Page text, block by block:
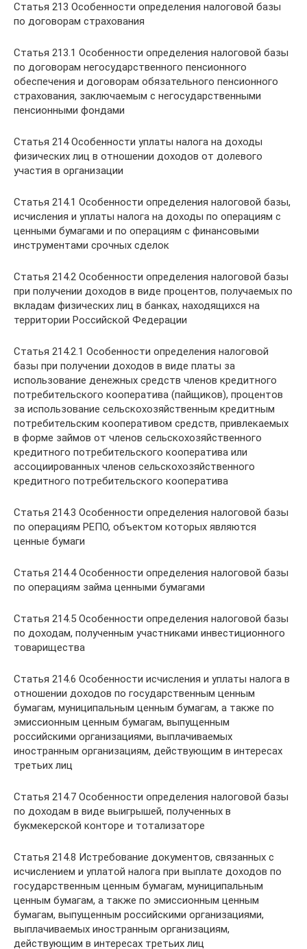
Статья 213 Особенности определения налоговой базы
по договорам страхования
Статья 213.1 Особенности определения налоговой базы
по договорам негосударственного пенсионного
обеспечения и договорам обязательного пенсионного
страхования, заключаемым с негосударственными
пенсионными фондами
Статья 214 Особенности уплаты налога на доходы
физических лиц в отношении доходов от долевого
участия в организации
Статья 214.1 Особенности определения налоговой базы,
исчисления и уплаты налога на доходы по операциям с
ценными бумагами и по операциям с финансовыми
инструментами срочных сделок
Статья 214.2 Особенности определения налоговой базы
при получении доходов в виде процентов, получаемых по
вкладам физических лиц в банках, находящихся на
территории Российской Федерации
Статья 214.2.1 Особенности определения налоговой
базы при получении доходов в виде платы за
использование денежных средств членов кредитного
потребительского кооператива (пайщиков), процентов
за использование сельскохозяйственным кредитным
потребительским кооперативом средств, привлекаемых
в форме займов от членов сельскохозяйственного
кредитного потребительского кооператива или
ассоциированных членов сельскохозяйственного
кредитного потребительского кооператива
Статья 214.3 Особенности определения налоговой базы
по операциям РЕПО, объектом которых являются
ценные бумаги
Статья 214.4 Особенности определения налоговой базы
по операциям займа ценными бумагами
Статья 214.5 Особенности определения налоговой базы
по доходам, полученным участниками инвестиционного
товарищества
Статья 214.6 Особенности исчисления и уплаты налога в
отношении доходов по государственным ценным
бумагам, муниципальным ценным бумагам, а также по
эмиссионным ценным бумагам, выпущенным
российскими организациями, выплачиваемых
иностранным организациям, действующим в интересах
третьих лиц
Статья 214.7 Особенности определения налоговой базы
по доходам в виде выигрышей, полученных в
букмекерской конторе и тотализаторе
Статья 214.8 Истребование документов, связанных с
исчислением и уплатой налога при выплате доходов по
государственным ценным бумагам, муниципальным
ценным бумагам, а также по эмиссионным ценным
бумагам, выпущенным российскими организациями,
выплачиваемых иностранным организациям,
действующим в интересах третьих лиц